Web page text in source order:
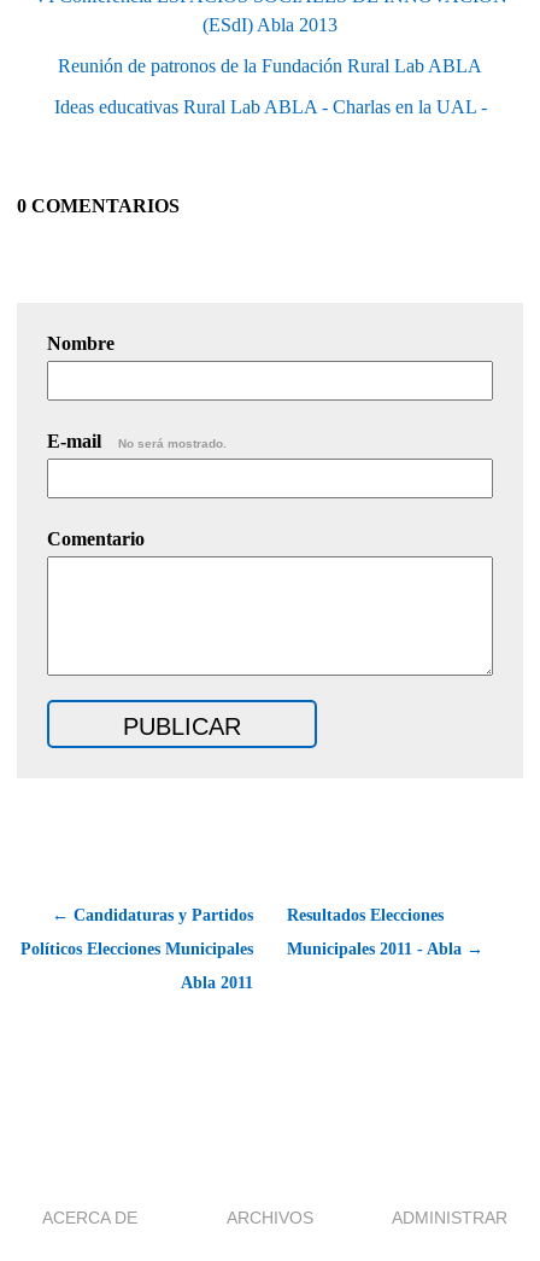
(ESdI) Abla 2013
Reunión de patronos de la Fundación Rural Lab ABLA
Ideas educativas Rural Lab ABLA - Charlas en la UAL -
0 COMENTARIOS
Nombre
E-mail No será mostrado.
Comentario
← Candidaturas y Partidos
Políticos Elecciones Municipales
Abla 2011
Resultados Elecciones
Municipales 2011 - Abla →
ACERCA DE ARCHIVOS ADMINISTRAR